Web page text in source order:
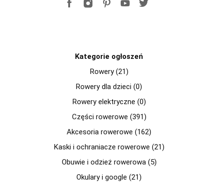
Kategorie ogłoszeń
Rowery (21)
Rowery dla dzieci (0)
Rowery elektryczne (0)
Części rowerowe (391)
Akcesoria rowerowe (162)
Kaski i ochraniacze rowerowe (21)
Obuwie i odzież rowerowa (5)
Okulary i google (21)